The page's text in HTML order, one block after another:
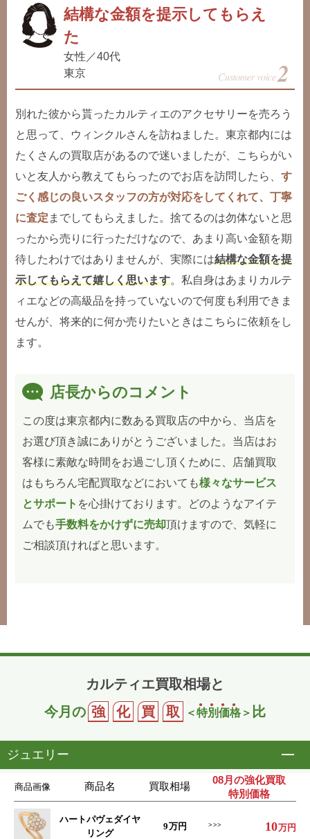
結構な金額を提示してもらえ
た
女性／40代
東京
別れた彼から貰ったカルティエのアクセサリーを売ろう
と思って、ウィンクルさんを訪ねました。東京都内には
たくさんの買取店があるので迷いましたが、こちらがい
いと友人から教えてもらったのでお店を訪問したら、す
ごく感じの良いスタッフの方が対応をしてくれて、丁寧
に査定 までしてもらえました。捨てるのは勿体ないと思
ったから売りに行っただけなので、あまり高い金額を期
待したわけではありませんが、実際には結構な金額を提
示してもらえて嬉しく思います。私自身はあまりカルテ
ィエなどの高級品を持っていないので何度も利用できま
せんが、将来的に何か売りたいときはこちらに依頼をし
ます。
店長からのコメント
この度は東京都内に数ある買取店の中から、当店を
お選び頂き誠にありがとうございました。当店はお
客様に素敵な時間をお過ごし頂くために、店舗買取
はもちろん宅配買取などにおいても様々なサービス
とサポート を心掛けております。どのようなアイテ
ムでも手数料をかけずに売却頂けますので、気軽に
ご相談頂ければと思います。
カルティエ買取相場と
今月の 強 化 買 取 ＜特別価格 ＞ 比
ジュエリー
商品画像 商品名 買取相場
08月の強化買取
特別価格
ハートパヴェダイヤ
リング
9万円 10万円